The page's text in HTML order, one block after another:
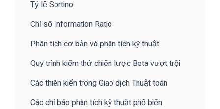
Tỷ lệ Sortino
Chỉ số Information Ratio
Phân tích cơ bản và phân tích kỹ thuật
Quy trình kiểm thử chiến lược Beta vượt trội
Các thiên kiến trong Giao dịch Thuật toán
Các chỉ báo phân tích kỹ thuật phổ biến